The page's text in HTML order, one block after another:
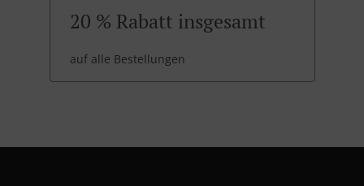
20 % Rabatt insgesamt
auf alle Bestellungen